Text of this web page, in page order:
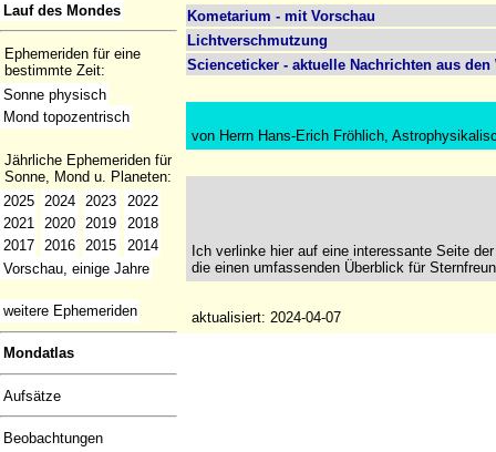
Lauf des Mondes
Ephemeriden für eine
bestimmte Zeit:
Sonne physisch
Mond topozentrisch
Jährliche Ephemeriden für
Sonne, Mond u. Planeten:
2025
2024 2023
2022
2021
2020 2019
2018
2017
2016 2015
2014
Vorschau, einige Jahre
weitere Ephemeriden
Mondatlas
Aufsätze
Beobachtungen
Kometarium - mit Vorschau
Lichtverschmutzung
Scienceticker - aktuelle Nachrichten aus den
von Herrn Hans-Erich Fröhlich,
Ich verlinke hier auf eine interessante Seite
die einen umfassenden Überblick für
aktualisiert: 2024-04-07